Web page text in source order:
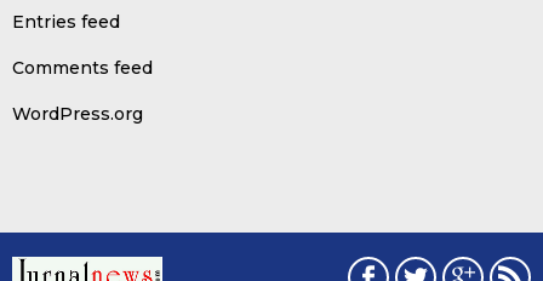
Entries feed
Comments feed
WordPress.org